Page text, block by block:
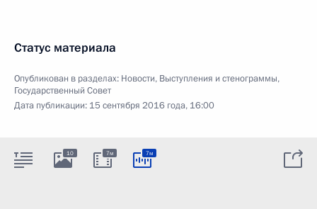
Статус материала
Опубликован в разделах: Новости, Выступления и стенограммы,
Государственный Совет
Дата публикации: 15 сентября 2016 года, 16:00
10 7м 7м